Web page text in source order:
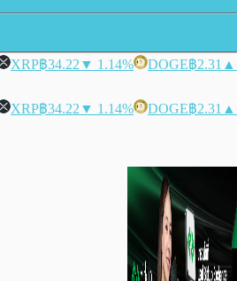
XRP฿34.22 ▼ 1.14% DOGE฿2.31 ▲
XRP฿34.22 ▼ 1.14% DOGE฿2.31 ▲